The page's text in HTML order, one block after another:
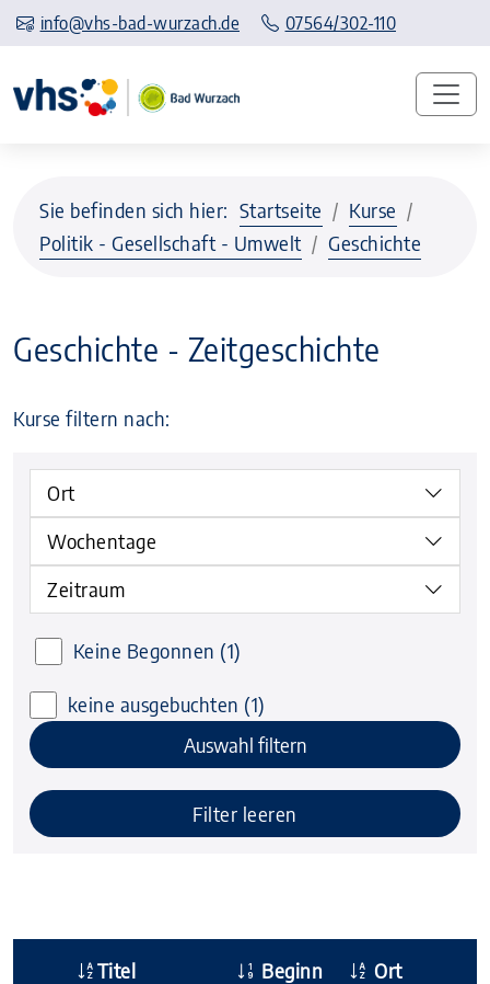
info@vhs-bad-wurzach.de 07564/302-110
Sie befinden sich hier: Startseite
Kurse
Politik - Gesellschaft - Umwelt
Geschichte
Geschichte - Zeitgeschichte
Kurse filtern nach:
Ort
Wochentage
Zeitraum
Keine Begonnen (1)
keine ausgebuchten (1)
Auswahl filtern
Filter leeren
Titel Beginn Ort